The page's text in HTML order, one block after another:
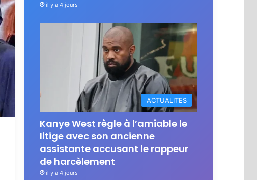
il y a 4 jours
ACTUALITES
Kanye West règle à l’amiable le
litige avec son ancienne
assistante accusant le rappeur
de harcèlement
il y a 4 jours